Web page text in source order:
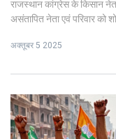
राजस्थान कांग्रेस के किसान
असंतापित नेता एवं परिवार को
अक्तूबर 5 2025